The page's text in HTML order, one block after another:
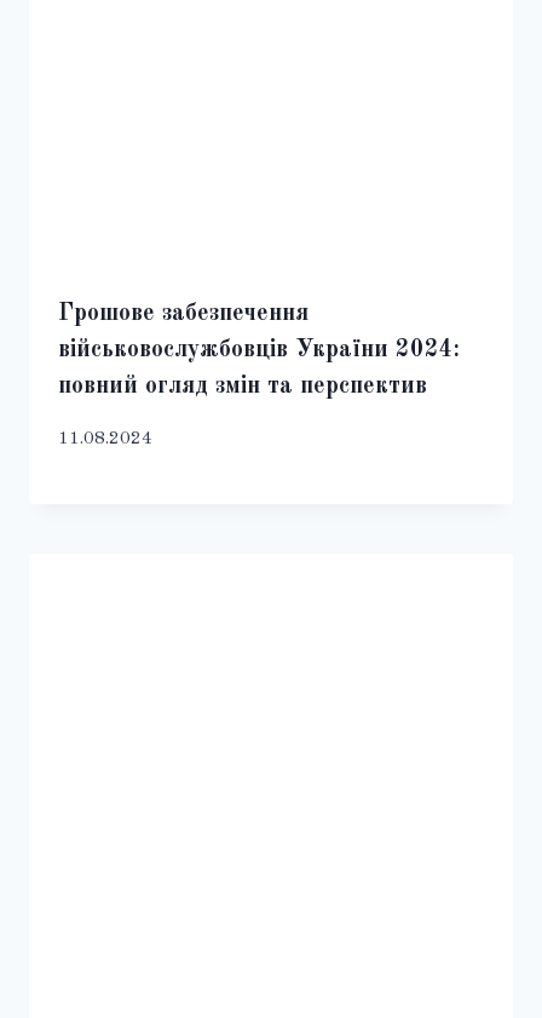
Грошове забезпечення
військовослужбовців України 2024:
повний огляд змін та перспектив
11.08.2024